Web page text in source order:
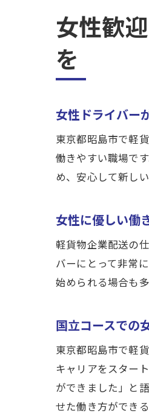
女性歓
を
女性ドライバー
東京都昭島市で軽
働きやすい職場で
め、安心して新し
女性に優しい働
軽貨物企業配送の
バーにとって非常
始められる場合も
国立コースでの
東京都昭島市で軽
キャリアをスター
ができました」と
せた働き方ができ